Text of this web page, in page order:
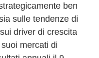
ben
sulle tendenze di
driver di crescita
mercati di